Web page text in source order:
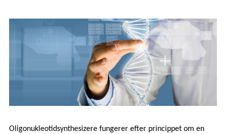
Oligonukleotidsynthesizere fungerer efter princippet om en